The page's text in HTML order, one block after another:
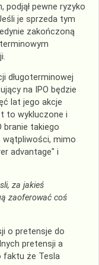
podjął pewne ryzyko
je sprzeda tym
zakończoną
długoterminowej
na IPO będzie
lat jego akcje
to wykluczone i
branie takiego
wątpliwości, mimo
advantage" i
za jakieś
zaoferować coś
o pretensje do
pretensji a
faktu że Tesla